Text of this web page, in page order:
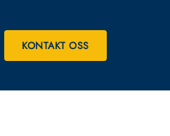
KONTAKT OSS